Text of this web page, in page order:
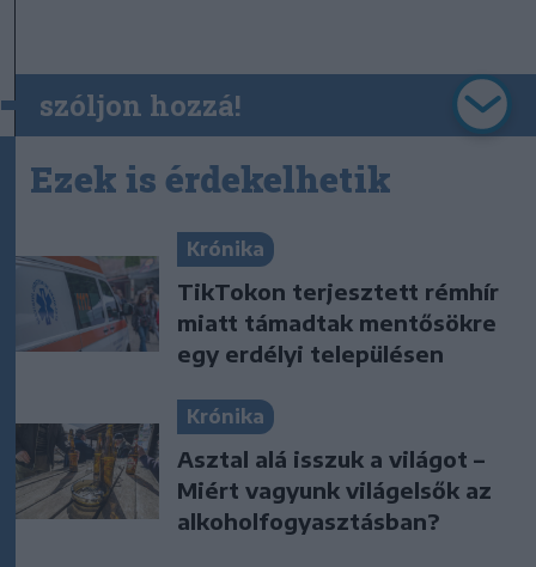
szóljon hozzá!
Ezek is érdekelhetik
Krónika
TikTokon terjesztett rémhír
miatt támadtak mentősökre
egy erdélyi településen
Krónika
Asztal alá isszuk a világot –
Miért vagyunk világelsők az
alkoholfogyasztásban?